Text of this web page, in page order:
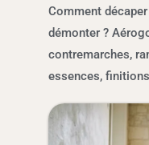
Comment
démonter ?
contremarches,
essences,